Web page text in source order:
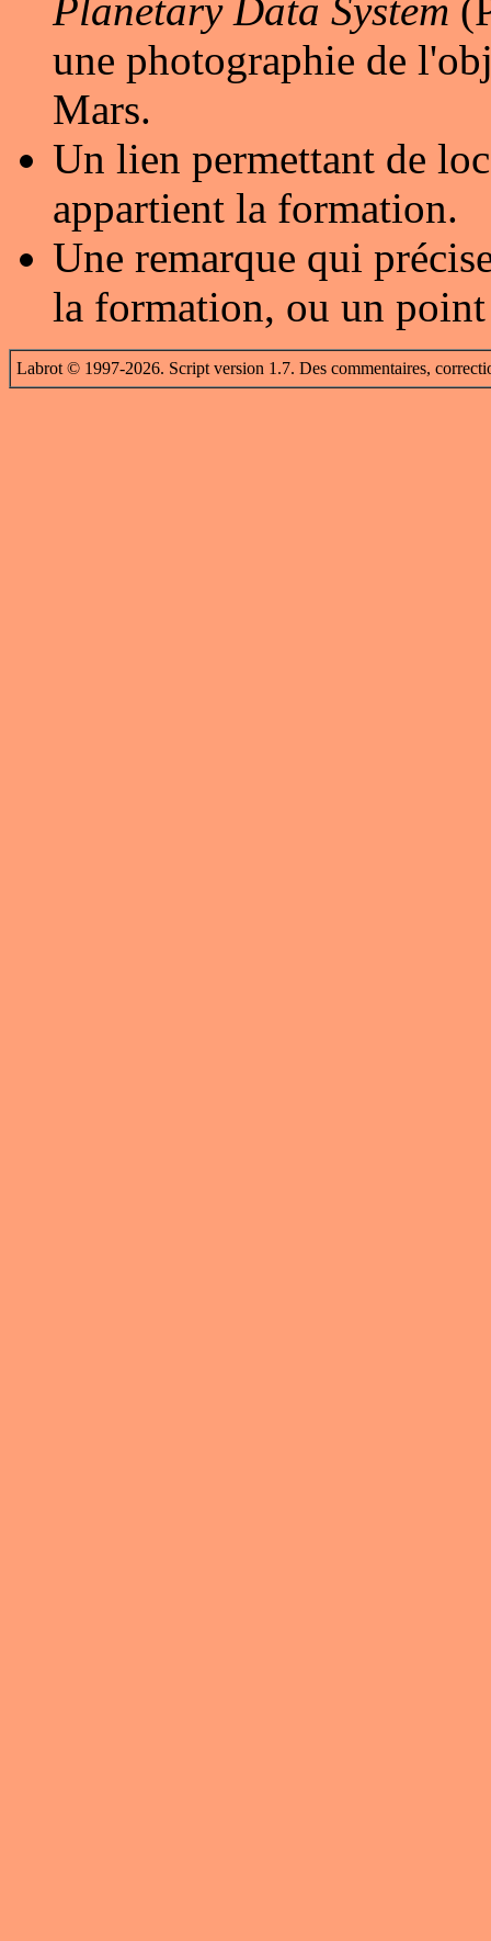
Planetary Data System
une photographie de
Mars.
Un lien permettant de
appartient la formation.
Une remarque qui
la formation, ou un
Labrot © 1997-2026. Script version 1.7. Des commentaires,